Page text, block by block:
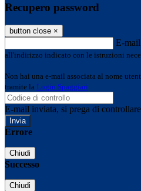
Recupero password
button close ×
E-mail
all'indirizzo indicato con le istruzioni
Non hai una e-mail associata al nome
tramite la Login Spaggiari
E-mail inviata, si prega di
Errore
Chiudi
Successo
Chiudi